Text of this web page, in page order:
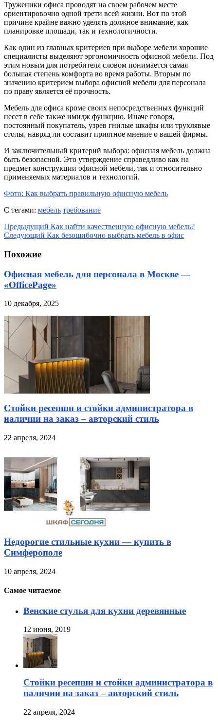
Труженики офиса проводят на своем рабочем месте
ориентировочно одной трети всей жизни. Вот по этой
причине крайне важно уделять должное внимание, как
планировке площади, так и технологичности.
Как один из главных критериев при выборе мебели хорошие
специалисты выделяют эргономичность офисной мебели. Под
этим новым для потребителя словом понимается самая
большая степень комфорта во время работы. Вторым по
значению критерием выбора офисной мебели для персонала
по праву является её прочность.
Мебель для офиса кроме своих непосредственных функций
несет в себе также имидж функцию. Иначе говоря,
постоянный покупатель, узрев гнилые шкафы или трухлявые
столы, навряд ли составит приятное мнение о вашей фирмы.
И заключительный критерий выбора: офисная мебель должна
быть безопасной. Это утверждение справедливо как на
предмет конструкции офисной мебели, так и относительно
применяемых материалов и технологий.
Фото: Как выбрать правильную офисную мебель
С тегами: мебель требование
Предыдущий Как найти качественную офисную мебель?
Следующий Как безошибочно выбрать мебель в офис
Похожие
Офисная мебель для персонала в Москве —
«OfficePage»
10 декабря, 2025
Стойки ресепшн и стойки администратора в
наличии на заказ – авторский стиль
22 апреля, 2024
Недорогие стильные кухни — купить в
Симферополе
10 апреля, 2024
Самое читаемое
Венские стулья для кухни деревянные
12 июня, 2019
Стойки ресепшн и стойки администратора в
наличии на заказ – авторский стиль
22 апреля, 2024